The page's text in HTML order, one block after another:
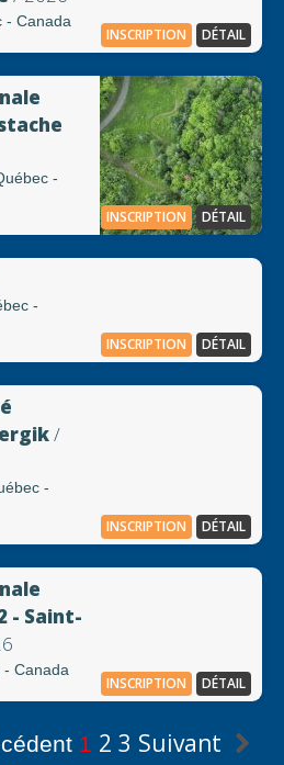
- Canada
INSCRIPTION DÉTAIL
-
INSCRIPTION DÉTAIL
-
INSCRIPTION DÉTAIL
/
-
INSCRIPTION DÉTAIL
- Saint-
Canada
INSCRIPTION DÉTAIL
1 2 3 Suivant